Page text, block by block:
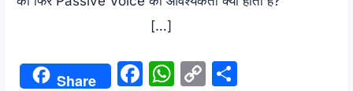
[…]
Share
F
W C